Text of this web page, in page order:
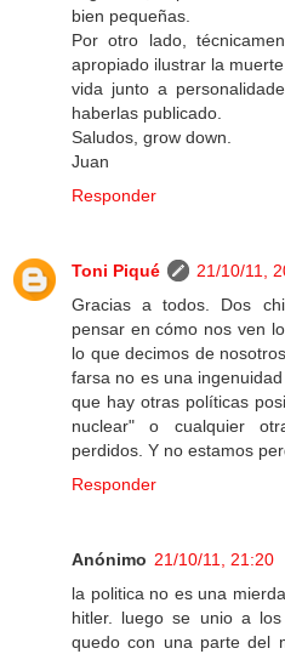
bien pequeñas.
Por otro lado,
apropiado ilustrar la
vida junto a
haberlas publicado.
Saludos, grow down.
Juan
Responder
Toni Piqué
21/10/11,
Gracias a todos. Dos
pensar en cómo nos ven
lo que decimos de
farsa no es una
que hay otras políticas
nuclear" o cualquier
perdidos. Y no estamos
Responder
Anónimo 21/10/11, 21:20
la politica no es una
hitler. luego se unio a
quedo con una parte del